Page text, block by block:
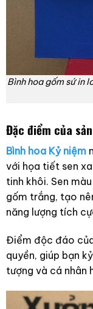
Bình hoa gốm sứ in
Đặc điểm của
Bình hoa Kỷ niệm
với họa tiết sen
tinh khôi. Sen
gốm trắng, tạo
năng lượng tích
Điểm độc đáo
quyền, giúp bạn
tượng và cá nhân